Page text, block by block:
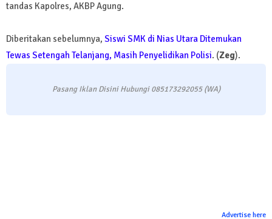
tandas Kapolres, AKBP Agung.
Diberitakan sebelumnya, Siswi SMK di Nias Utara Ditemukan
Tewas Setengah Telanjang, Masih Penyelidikan Polisi. (Zeg).
Pasang Iklan Disini Hubungi 085173292055 (WA)
Advertise here